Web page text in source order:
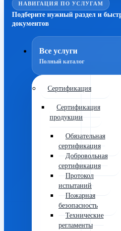
НАВИГАЦИЯ ПО УСЛУГАМ
Подберите нужный раздел и
документов
Все услуги
Полный каталог
Сертификация
Сертификация
продукции
Обязательная
сертификация
Добровольная
сертификация
Протокол
испытаний
Пожарная
безопасность
Технические
регламенты